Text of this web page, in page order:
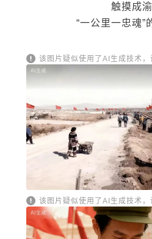
触摸成
“一公里一忠魂”
该图片疑似使用了AI生成技术，
该图片疑似使用了AI生成技术，